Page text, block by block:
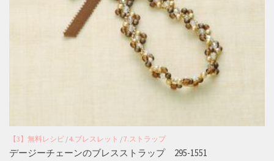
【3】無料レシピ /4.ブレスレット /7.ストラップ
デージーチェーンのブレスストラップ 295-1551